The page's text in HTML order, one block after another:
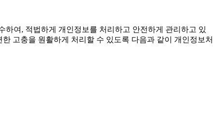
여, 적법하게 개인정보를 처리하고 안전하게 관리하고 있
고충을 원활하게 처리할 수 있도록 다음과 같이 개인정보처